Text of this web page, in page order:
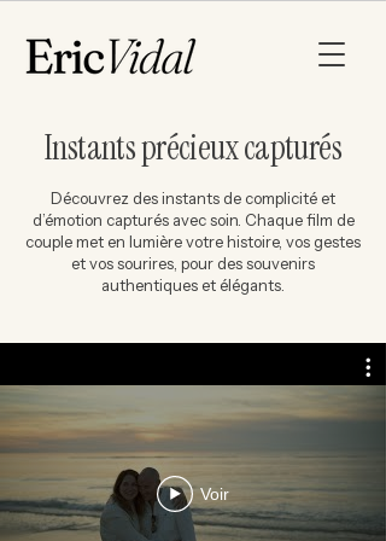
Instants précieux capturés
Découvrez des instants de complicité et
d’émotion capturés avec soin. Chaque film de
couple met en lumière votre histoire, vos gestes
et vos sourires, pour des souvenirs
authentiques et élégants.
Voir